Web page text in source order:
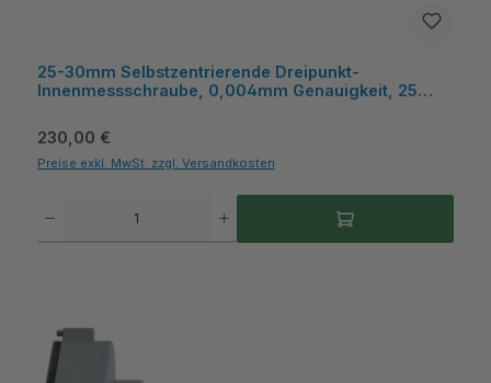
25-30mm Selbstzentrierende Dreipunkt-
Innenmessschraube, 0,004mm Genauigkeit, 25
Metav IndustryLine
Regulärer Preis:
230,00 €
Preise exkl. MwSt. zzgl. Versandkosten